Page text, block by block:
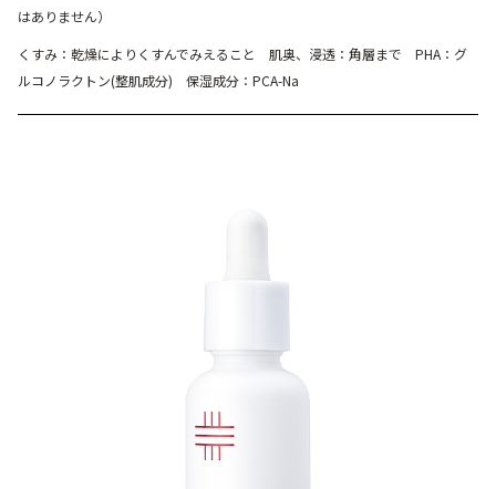
はありません）
くすみ：乾燥によりくすんでみえること 肌奥、浸透：角層まで PHA：グ
ルコノラクトン(整肌成分) 保湿成分：PCA-Na